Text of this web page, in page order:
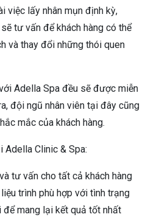
việc lấy nhân mụn định kỳ,
tư vấn để khách hàng có thể
và thay đổi những thói quen
Adella Spa đều sẽ được miễn
đội ngũ nhân viên tại đây cũng
mắc của khách hàng.
Adella Clinic & Spa:
tư vấn cho tất cả khách hàng
trình phù hợp với tình trạng
mang lại kết quả tốt nhất